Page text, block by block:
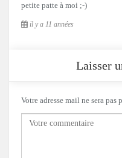
petite patte à moi ;-)
il y a 11 années
Laisser
Votre adresse mail ne sera pas